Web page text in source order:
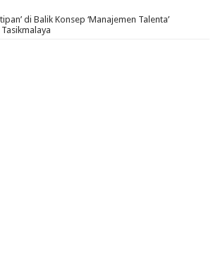
di Balik Konsep ‘Manajemen Talenta’